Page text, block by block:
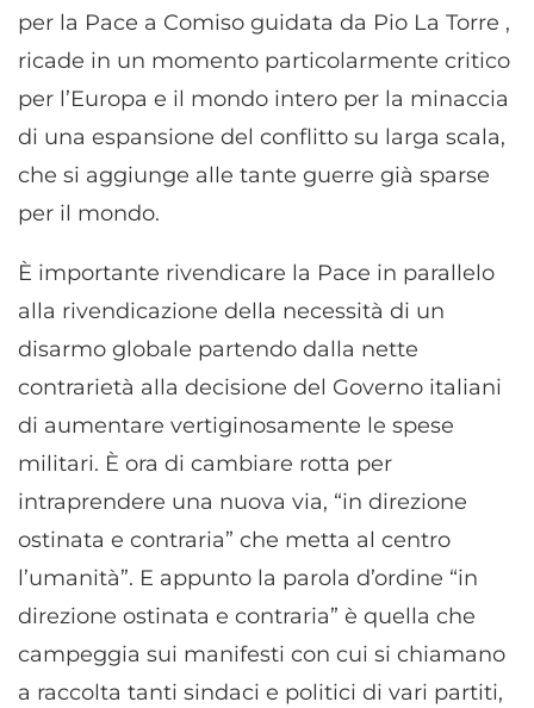
per la Pace a Comiso guidata da Pio La Torre ,
ricade in un momento particolarmente critico
per l’Europa e il mondo intero per la minaccia
di una espansione del conflitto su larga scala,
che si aggiunge alle tante guerre già sparse
per il mondo.
È importante rivendicare la Pace in parallelo
alla rivendicazione della necessità di un
disarmo globale partendo dalla nette
contrarietà alla decisione del Governo italiani
di aumentare vertiginosamente le spese
militari. È ora di cambiare rotta per
intraprendere una nuova via, “in direzione
ostinata e contraria” che metta al centro
l’umanità”. E appunto la parola d’ordine “in
direzione ostinata e contraria” è quella che
campeggia sui manifesti con cui si chiamano
a raccolta tanti sindaci e politici di vari partiti,